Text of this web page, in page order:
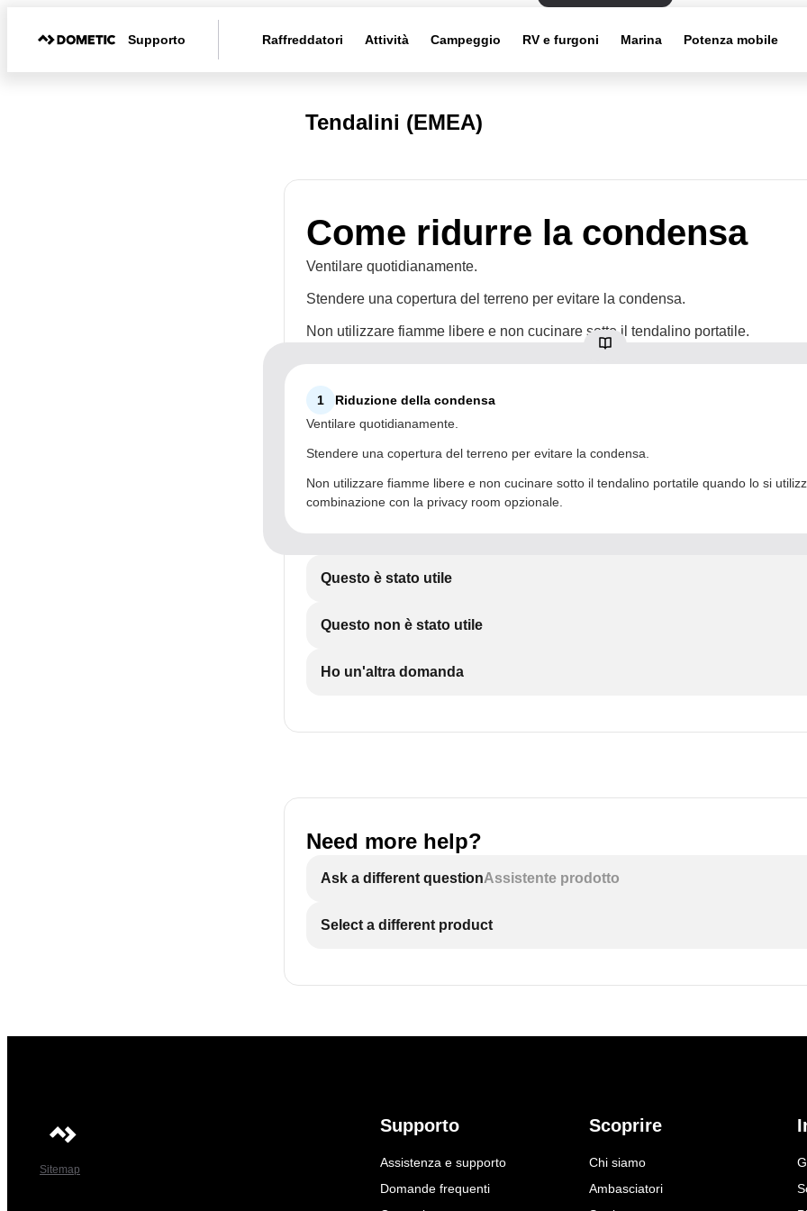
Supporto Raffreddatori Attività Campeggio RV e furgoni Marina Potenza mobile
Tendalini (EMEA)
Come ridurre la condensa
Ventilare quotidianamente.
Stendere una copertura del terreno per evitare la condensa.
Non utilizzare fiamme libere e non cucinare sotto il tendalino portatile.
1
Riduzione della condensa
Ventilare quotidianamente.
Stendere una copertura del terreno per evitare la condensa.
Non utilizzare fiamme libere e non cucinare sotto il tendalino portatile quando lo si
combinazione con la privacy room opzionale.
Questo è stato utile
Questo non è stato utile
Ho un'altra domanda
Need more help?
Ask a different questionAssistente prodotto
Select a different product
Sitemap
Supporto
Assistenza e supporto
Domande frequenti
Scoprire
Chi siamo
Ambasciatori